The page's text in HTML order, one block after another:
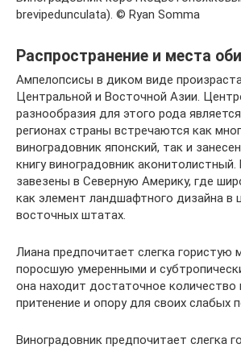
brevipedunculata). © Ryan Somma
Распространение и места
Ампелопсисы в диком виде
Центральной и Восточной Азии.
разнообразия для этого рода
регионах страны встречаются как
виноградовник японский, так и
книгу виноградовник аконитолистный.
завезены в Северную Америку, где
как элемент ландшафтного дизайна в
восточных штатах.
Лиана предпочитает слегка гористую
поросшую умеренными и
она находит достаточное количество
притенение и опору для своих слабых
Виноградовник предпочитает слегка